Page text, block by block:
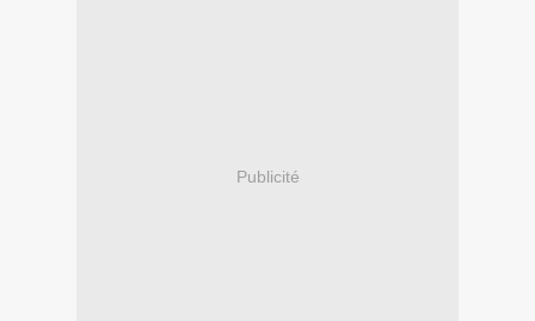
Publicité